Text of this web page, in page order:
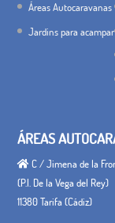
Áreas Autocaravanas
Jardins para acampar
ÁREAS
C / Jimena de la
(P.I. De la Vega del Rey)
11380 Tarifa (Cádiz)